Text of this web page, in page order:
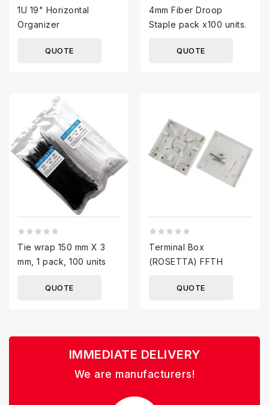
1U 19" Horizontal
Organizer
QUOTE
4mm Fiber Droop
Staple pack x100 units.
QUOTE
Tie wrap 150 mm X 3
mm, 1 pack, 100 units
QUOTE
Terminal Box
(ROSETTA) FFTH
QUOTE
IMMEDIATE DELIVERY
We are manufacturers!